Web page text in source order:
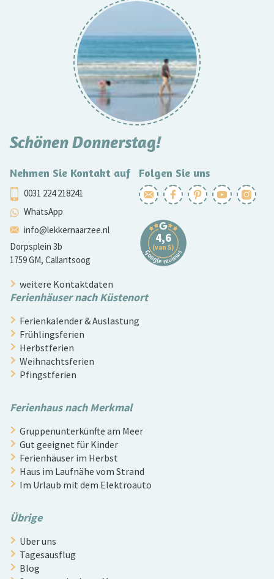
Schönen Donnerstag!
Nehmen Sie Kontakt auf
0031 224 218241
WhatsApp
info@lekkernaarzee.nl
Dorpsplein 3b
1759 GM, Callantsoog
Folgen Sie uns
weitere Kontaktdaten
Ferienhäuser nach Küstenort
Ferienkalender & Auslastung
Frühlingsferien
Herbstferien
Weihnachtsferien
Pfingstferien
Ferienhaus nach Merkmal
Gruppenunterkünfte am Meer
Gut geeignet für Kinder
Ferienhäuser im Herbst
Haus im Laufnähe vom Strand
Im Urlaub mit dem Elektroauto
Übrige
Über uns
Tagesausflug
Blog